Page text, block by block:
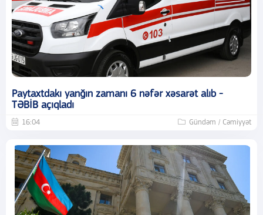
Paytaxtdakı yanğın zamanı 6 nəfər xəsarət alıb -
TƏBİB açıqladı
16:04 Gündəm / Cəmiyyət